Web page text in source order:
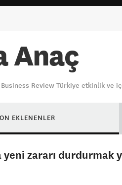
Anaç
Review Türkiye etkinlik ve
EKLENENLER
yeni zararı durdurmak